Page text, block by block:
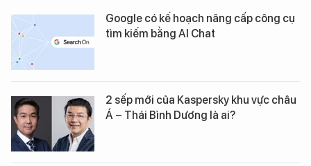
Google có kế hoạch nâng cấp công cụ
tìm kiếm bằng AI Chat
2 sếp mới của Kaspersky khu vực châu
Á – Thái Bình Dương là ai?